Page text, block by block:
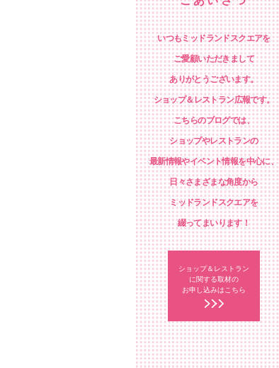
いつもミッドランドスクエアを
ご愛顧いただきまして
ありがとうございます。
ショップ＆レストラン広報です。
こちらのブログでは、
ショップやレストランの
最新情報やイベント情報を中心に、
日々さまざまな角度から
ミッドランドスクエアを
綴ってまいります！
ショップ＆レストラン
に関する取材の
お申し込みはこちら